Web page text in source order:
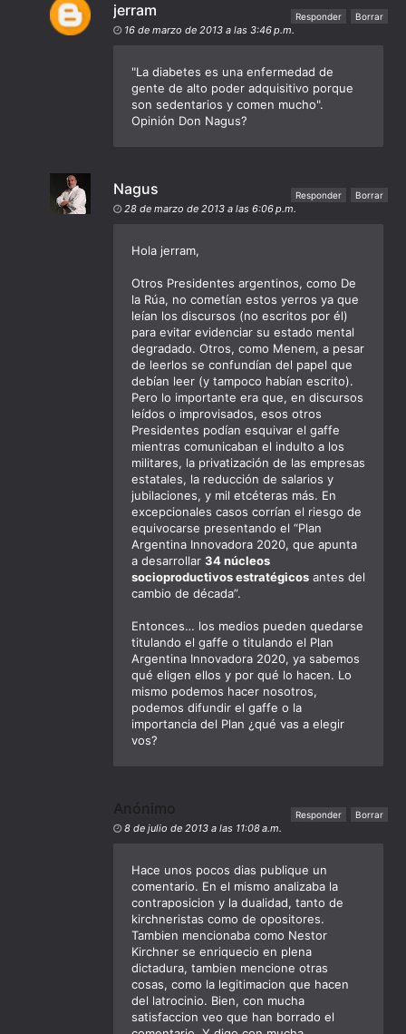
jerram
16 de marzo de 2013 a las 3:46 p.m.
"La diabetes es una enfermedad de
gente de alto poder adquisitivo porque
son sedentarios y comen mucho".
Opinión Don Nagus?
Responder Borrar
Nagus
28 de marzo de 2013 a las 6:06 p.m.
Hola jerram,
Otros Presidentes argentinos, como De
la Rúa, no cometían estos yerros ya que
leían los discursos (no escritos por él)
para evitar evidenciar su estado mental
degradado. Otros, como Menem, a pesar
de leerlos se confundían del papel que
debían leer (y tampoco habían escrito).
Pero lo importante era que, en discursos
leídos o improvisados, esos otros
Presidentes podían esquivar el gaffe
mientras comunicaban el indulto a los
militares, la privatización de las empresas
estatales, la reducción de salarios y
jubilaciones, y mil etcéteras más. En
excepcionales casos corrían el riesgo de
equivocarse presentando el “Plan
Argentina Innovadora 2020, que apunta
a desarrollar 34 núcleos
socioproductivos estratégicos antes del
cambio de década”.
Entonces… los medios pueden quedarse
titulando el gaffe o titulando el Plan
Argentina Innovadora 2020, ya sabemos
qué eligen ellos y por qué lo hacen. Lo
mismo podemos hacer nosotros,
podemos difundir el gaffe o la
importancia del Plan ¿qué vas a elegir
vos?
Responder Borrar
Anónimo
8 de julio de 2013 a las 11:08 a.m.
Hace unos pocos dias publique un
comentario. En el mismo analizaba la
contraposicion y la dualidad, tanto de
kirchneristas como de opositores.
Tambien mencionaba como Nestor
Kirchner se enriquecio en plena
dictadura, tambien mencione otras
cosas, como la legitimacion que hacen
del latrocinio. Bien, con mucha
satisfaccion veo que han borrado el
Responder Borrar